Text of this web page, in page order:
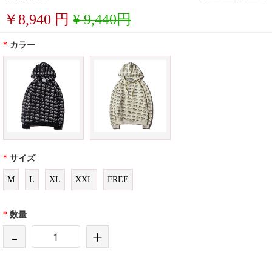
￥ 8,940 円 ¥ 9,440円
* カラー
* サイズ
M L XL XXL FREE
* 数量
- +